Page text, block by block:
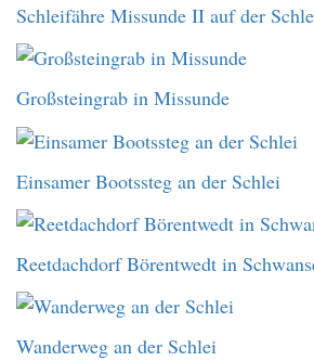
Schleifähre Missunde II auf der
Großsteingrab in Missunde
Einsamer Bootssteg an der Schlei
Reetdachdorf Börentwedt in
Wanderweg an der Schlei